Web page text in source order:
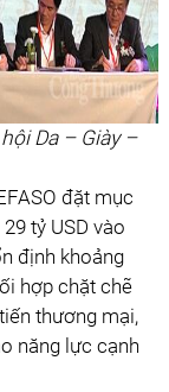
Da – Giày –
đặt mục
tỷ USD vào
định khoảng
hợp chặt chẽ
thương mại,
năng lực cạnh